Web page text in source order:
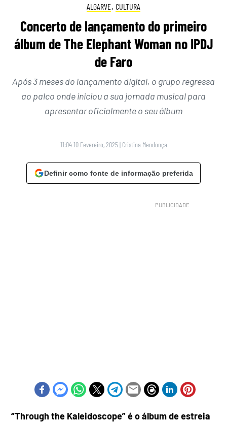
ALGARVE, CULTURA
Concerto de lançamento do primeiro
álbum de The Elephant Woman no IPDJ
de Faro
Após 3 meses do lançamento digital, o grupo regressa
ao palco onde iniciou a sua jornada musical para
apresentar oficialmente o seu álbum
11:04 10 Fevereiro, 2025 | Cristina Mendonça
Definir como fonte de informação preferida
“Through the Kaleidoscope” é o álbum de estreia